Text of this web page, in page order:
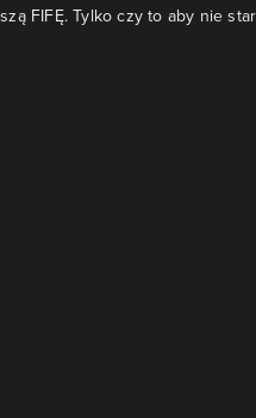
FIFĘ. Tylko czy to aby nie